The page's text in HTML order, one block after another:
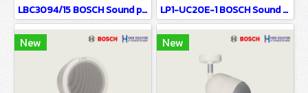
LBC3094/15 BOSCH Sound projector loudspeaker, 10W / Sound System for Ballroom & Seminar Hall / Meeting room & Conference Room LP1-UC20E-1 BOSCH Sound projector, 20W, uni-directional / Sound System for Ballroom & Seminar Hall / Meeting room & Conference Room
New New